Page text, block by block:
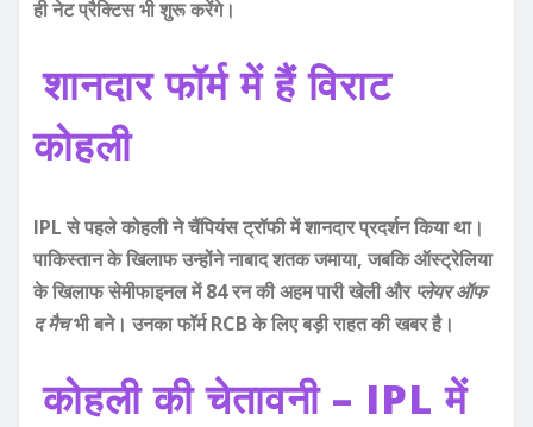
ही नेट प्रैक्टिस भी शुरू करेंगे।
शानदार फॉर्म में हैं विराट
कोहली
IPL से पहले कोहली ने चैंपियंस ट्रॉफी में शानदार प्रदर्शन किया था।
पाकिस्तान के खिलाफ उन्होंने नाबाद शतक जमाया, जबकि ऑस्ट्रेलिया
के खिलाफ सेमीफाइनल में 84 रन की अहम पारी खेली और प्लेयर ऑफ
द मैचभी बने। उनका फॉर्म RCB के लिए बड़ी राहत की खबर है।
कोहली की चेतावनी – IPL में